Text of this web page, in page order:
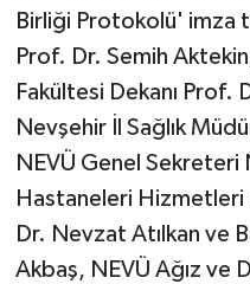
Birliği Protokolü' imza
Prof. Dr. Semih
Fakültesi Dekanı Prof.
Nevşehir İl Sağlık
NEVÜ Genel
Hastaneleri Hizmetleri
Dr. Nevzat Atılkan ve
Akbaş, NEVÜ Ağız ve